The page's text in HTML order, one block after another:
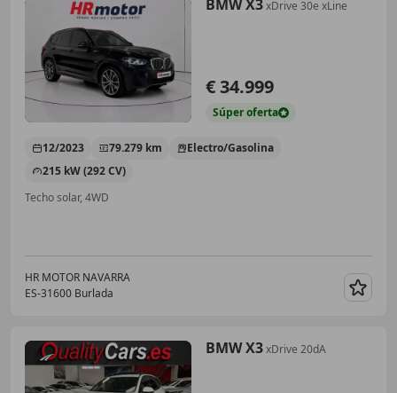
BMW X3xDrive 30e xLine
€ 34.999
Súperoferta
12/2023 79.279 km
Electro/Gasolina
215 kW (292 CV)
Techo solar, 4WD
HR MOTOR NAVARRA
ES-31600 Burlada
BMW X3xDrive 20dA